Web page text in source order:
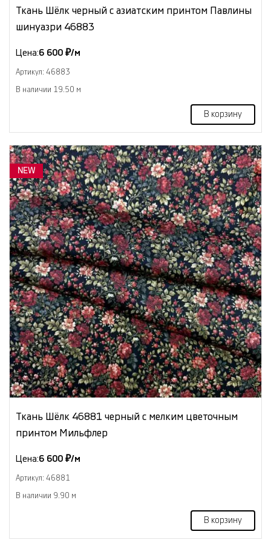
Ткань Шёлк черный с азиатским принтом Павлины
шинуазри 46883
Цена:6 600 ₽/м
Артикул: 46883
В наличии 19.50 м
В корзину
NEW
Ткань Шёлк 46881 черный с мелким цветочным
принтом Мильфлер
Цена:6 600 ₽/м
Артикул: 46881
В наличии 9.90 м
В корзину